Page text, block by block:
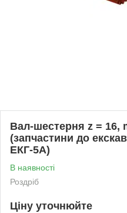
Вал-шестерня z = 16,
(запчастини до
ЕКГ-5А)
В наявності
Роздріб
Ціну уточнюйте